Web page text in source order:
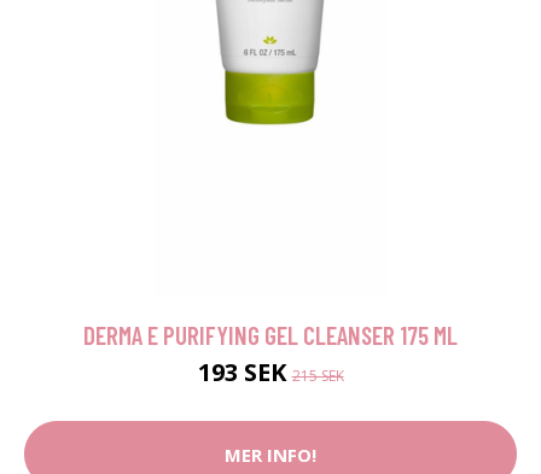
DERMA E PURIFYING GEL CLEANSER 175 ML
193 SEK215 SEK
MER INFO!